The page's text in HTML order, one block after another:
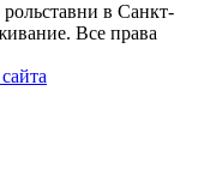
в Санкт-
Все права